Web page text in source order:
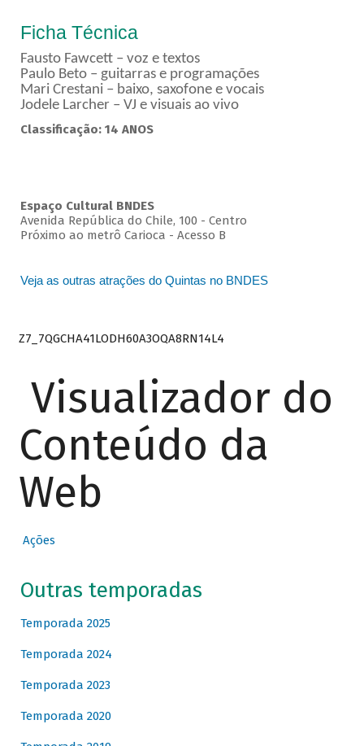
Ficha Técnica
Fausto Fawcett – voz e textos
Paulo Beto – guitarras e programações
Mari Crestani – baixo, saxofone e vocais
Jodele Larcher – VJ e visuais ao vivo
Classificação: 14 ANOS
Espaço Cultural BNDES
Avenida República do Chile, 100 - Centro
Próximo ao metrô Carioca - Acesso B
Veja as outras atrações do Quintas no BNDES
Z7_7QGCHA41LODH60A3OQA8RN14L4
Visualizador do
Conteúdo da
Web
Ações
Outras temporadas
Temporada 2025
Temporada 2024
Temporada 2023
Temporada 2020